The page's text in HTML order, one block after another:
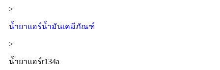
>
น้ำยาแอร์น้ำมันเคมีภัณฑ์
>
น้ำยาแอร์r134a